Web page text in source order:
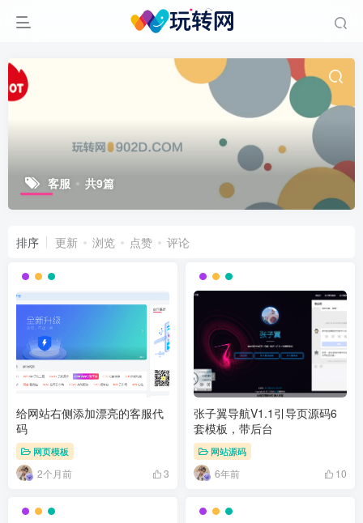
客服 共9篇
排序 更新 浏览 点赞 评论
给网站右侧添加漂亮的客服代
码
网页模板
2个月前 3
张子翼导航V1.1引导页源码6
套模板，带后台
网站源码
6年前 10